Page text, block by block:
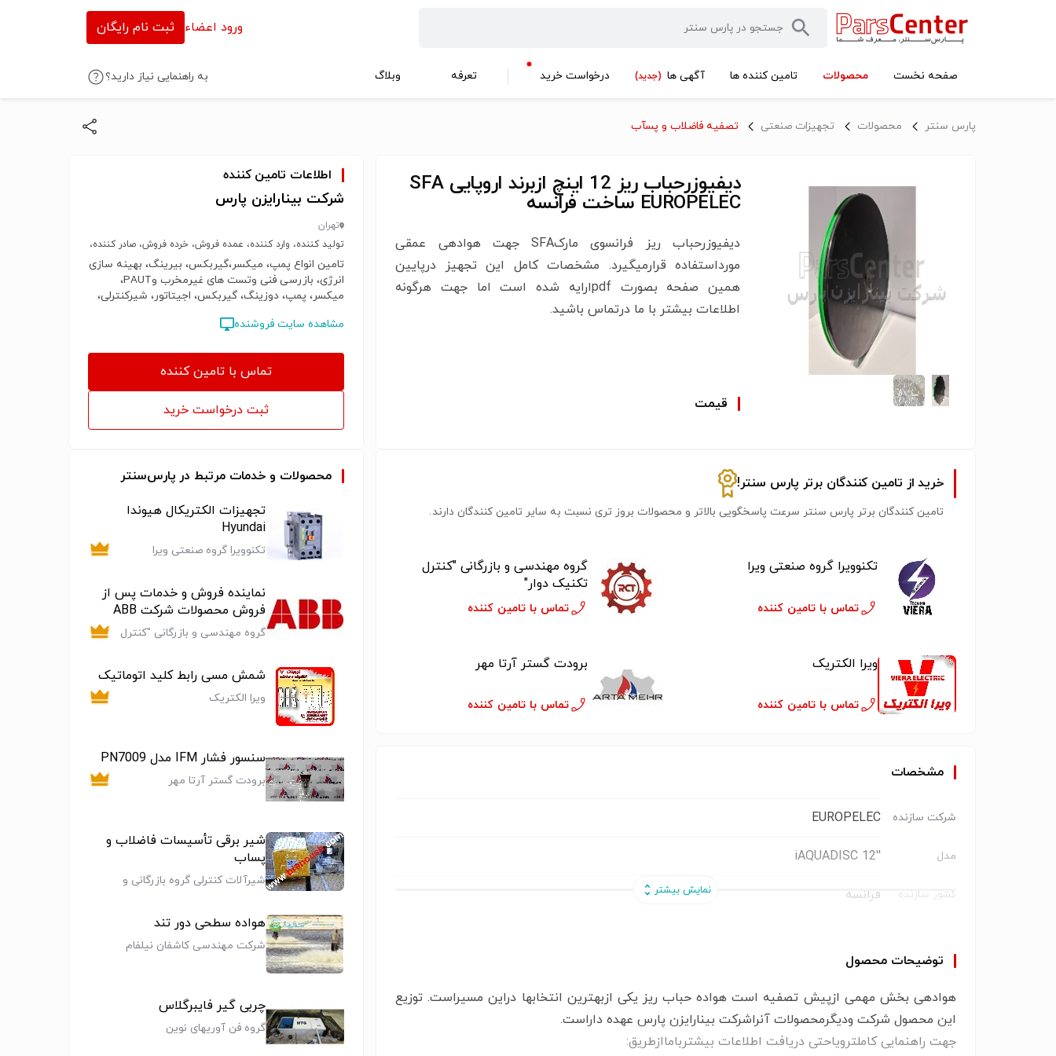
ورود اعضاء ثبت نام رایگان
صفحه نخست محصولات تامین کننده ها آگهی ها (جدید) درخواست خرید تعرفه وبلاگ به راهنمایی نیاز دارید؟
پارس سنتر محصولات تجهیزات صنعتی تصفیه فاضلاب و پسآب
دیفیوزرحباب ریز 12 اینچ ازبرند اروپایی SFA
EUROPELEC ساخت فرانسه
دیفیوزرحباب ریز فرانسوی مارکSFA جهت هوادهی عمقی
مورداستفاده قرارمیگیرد. مشخصات کامل این تجهیز درپایین
همین صفحه بصورت pdfارایه شده است اما جهت هرگونه
اطلاعات بیشتر با ما درتماس باشید.
قیمت
اطلاعات تامین کننده
شرکت بینارایزن پارس
تهران
تولید کننده، وارد کننده، عمده فروش، خرده فروش، صادر کننده،
تامین انواع پمپ، میکسر،‌گیربکس، بیرینگ، بهینه سازی
انرژی، بازرسی فنی وتست های غیرمخرب وPAUT،
میکسر، پمپ، دوزینگ، گیربکس، اجیتاتور، شیرکنترلی،
میکسرعمودی
مشاهده سایت فروشنده
تماس با تامین کننده
ثبت درخواست خرید
خرید از تامین کنندگان برتر پارس سنتر!
تامین کنندگان برتر پارس سنتر سرعت پاسخگویی بالاتر و محصولات بروز تری نسبت به سایر تامین کنندگان دارند.
تکنوویرا گروه صنعتی ویرا
تماس با تامین کننده
گروه مهندسی و بازرگانی "کنترل
تکنیک دوار"
تماس با تامین کننده
ویرا الکتریک
تماس با تامین کننده
برودت گستر آرتا مهر
تماس با تامین کننده
مشخصات
شرکت سازنده EUROPELEC
مدل ''iAQUADISC 12
کشور سازنده فرانسه
قطر
دبی ۲تا۱۰ مترمکعب درساعت
جنس ممبرین EPDM
توضیحات محصول
هوادهی بخش مهمی ازپیش تصفیه است هواده حباب ریز یکی ازبهترین انتخابها دراین مسیراست. توزیع
این محصول شرکت ودیگرمحصولات آنراشرکت بینارایزن پارس عهده داراست.​​
جهت راهنمایی کاملترویاحتی دریافت اطلاعات بیشترباماازطریق:
محصولات و خدمات مرتبط در پارس‌سنتر
تجهیزات الکتریکال هیوندا
Hyundai
تکنوویرا گروه صنعتی ویرا
نماینده فروش و خدمات پس از
فروش محصولات شرکت ABB
گروه مهندسی و بازرگانی "کنترل
شمش مسی رابط کلید اتوماتیک
ویرا الکتریک
سنسور فشار IFM مدل PN7009
برودت گستر آرتا مهر
شیر برقی تأسیسات فاضلاب و
پساب
شیرآلات کنترلی گروه بازرگانی و
هواده سطحی دور تند
شرکت مهندسی کاشفان نیلفام
چربی گیر فایبرگلاس
گروه فن آوریهای نوین